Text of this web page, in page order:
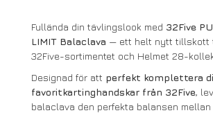
Fullända din tävlingslook med 32Five
LIMIT Balaclava — ett helt nytt tillskott
32Five-sortimentet och Helmet 28-
Designad för att perfekt komplettera
favoritkartinghandskar från 32Five,
balaclava den perfekta balansen